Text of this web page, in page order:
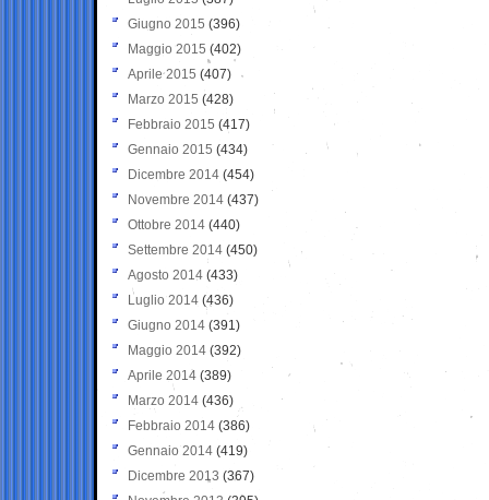
Giugno 2015 (396)
Maggio 2015 (402)
Aprile 2015 (407)
Marzo 2015 (428)
Febbraio 2015 (417)
Gennaio 2015 (434)
Dicembre 2014 (454)
Novembre 2014 (437)
Ottobre 2014 (440)
Settembre 2014 (450)
Agosto 2014 (433)
Luglio 2014 (436)
Giugno 2014 (391)
Maggio 2014 (392)
Aprile 2014 (389)
Marzo 2014 (436)
Febbraio 2014 (386)
Gennaio 2014 (419)
Dicembre 2013 (367)